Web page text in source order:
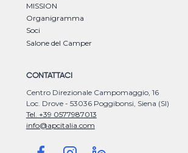
MISSION
Organigramma
Soci
Salone del Camper
CONTATTACI
Centro Direzionale Campomaggio, 16
Loc. Drove - 53036 Poggibonsi, Siena (SI)
Tel. +39 0577987013
info@apcitalia.com